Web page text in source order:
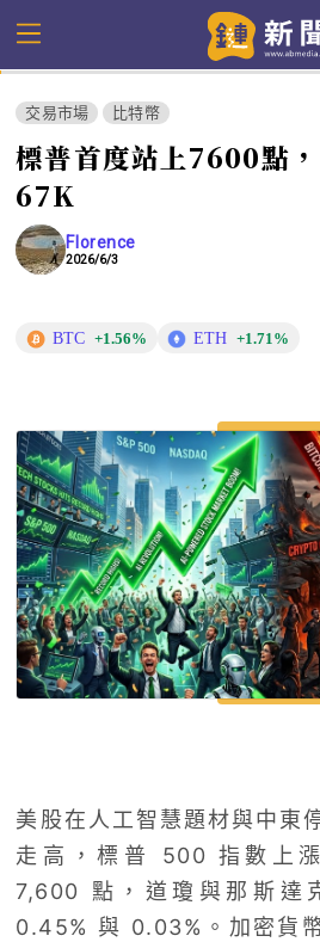
交易市場 比特幣
標普首度站上7600點
67K
Florence
2026/6/3
BTC +1.56% ETH +1.71%
美股在人工智慧題材與中東
走高，標普 500 指數上
7,600 點，道瓊與那斯達
0.45% 與 0.03%。加密貨